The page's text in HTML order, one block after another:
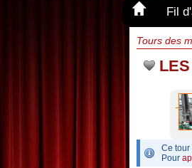
Fil
Tours des
Ce tour
Pour